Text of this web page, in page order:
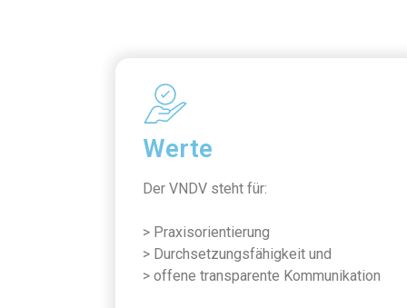
Werte
Der VNDV steht für:
> Praxisorientierung
> Durchsetzungsfähigkeit und
> offene transparente Kommunikation